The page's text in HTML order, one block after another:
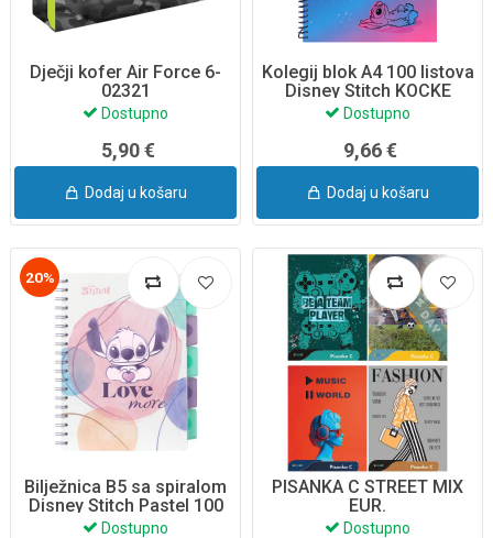
Dječji kofer Air Force 6-
02321
Dostupno
5,90 €
Dodaj u košaru
Kolegij blok A4 100 listova
Disney Stitch KOCKE
91484PTR
Dostupno
9,66 €
Dodaj u košaru
20%
Bilježnica B5 sa spiralom
Disney Stitch Pastel 100
listova 74975PTR
Dostupno
PISANKA C STREET MIX
EUR.
Dostupno